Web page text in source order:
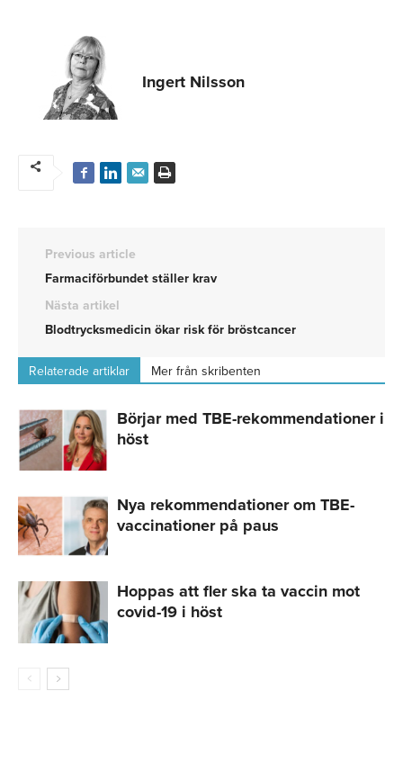
Ingert Nilsson
Previous article
Farmaciförbundet ställer krav
Nästa artikel
Blodtrycksmedicin ökar risk för bröstcancer
Relaterade artiklar Mer från skribenten
Börjar med TBE-rekommendationer i
höst
Nya rekommendationer om TBE-
vaccinationer på paus
Hoppas att fler ska ta vaccin mot
covid-19 i höst